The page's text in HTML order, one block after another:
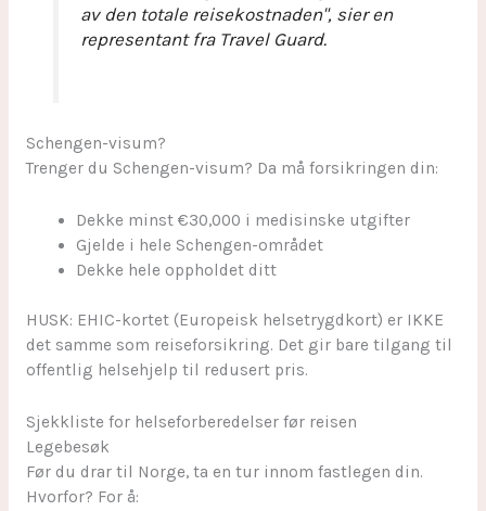
av den totale reisekostnaden", sier en
representant fra Travel Guard.
Schengen-visum?
Trenger du Schengen-visum? Da må forsikringen din:
Dekke minst €30,000 i medisinske utgifter
Gjelde i hele Schengen-området
Dekke hele oppholdet ditt
HUSK: EHIC-kortet (Europeisk helsetrygdkort) er IKKE
det samme som reiseforsikring. Det gir bare tilgang til
offentlig helsehjelp til redusert pris.
Sjekkliste for helseforberedelser før reisen
Legebesøk
Før du drar til Norge, ta en tur innom fastlegen din.
Hvorfor? For å: